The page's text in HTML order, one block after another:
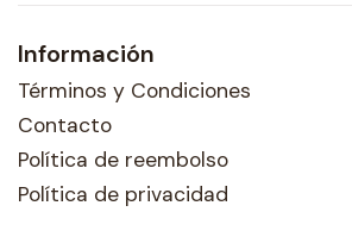
Información
Términos y Condiciones
Contacto
Política de reembolso
Política de privacidad